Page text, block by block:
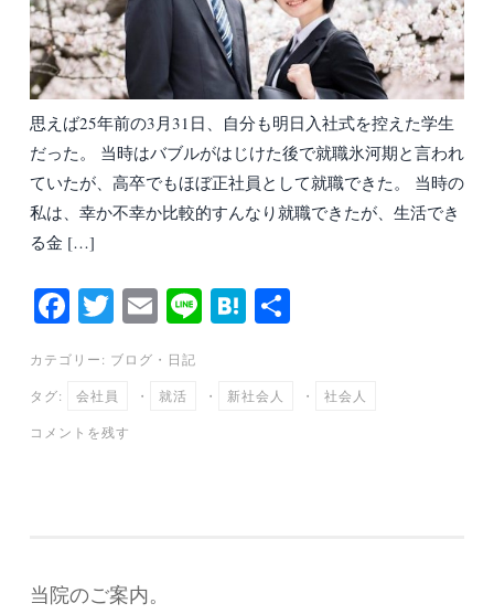
思えば25年前の3月31日、自分も明日入社式を控えた学生
だった。 当時はバブルがはじけた後で就職氷河期と言われ
ていたが、高卒でもほぼ正社員として就職できた。 当時の
私は、幸か不幸か比較的すんなり就職できたが、生活でき
る金 […]
Fa
ce
bo
ok
T
wi
tte
r
E
m
ail
Li H
a
カテゴリー: ブログ ・ 日記
タグ: 会社員 ・ 就活 ・ 新社会人 ・ 社会人
コメントを残す
当院のご案内。